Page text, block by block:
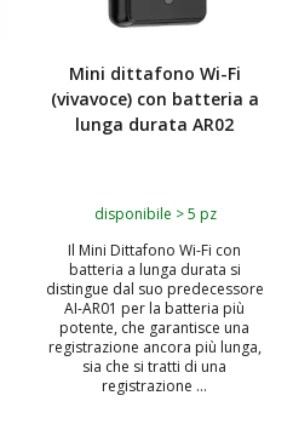
Mini dittafono Wi-Fi
(vivavoce) con batteria a
lunga durata AR02
disponibile > 5 pz
Il Mini Dittafono Wi-Fi con
batteria a lunga durata si
distingue dal suo predecessore
AI-AR01 per la batteria più
potente, che garantisce una
registrazione ancora più lunga,
sia che si tratti di una
registrazione ...